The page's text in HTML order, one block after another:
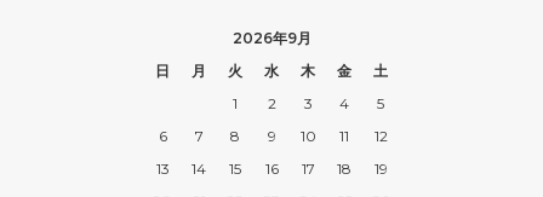
2026年9月
日
月 火 水 木 金
土
1
2 3 4
5
6
7 8 9 10 11
12
13
14 15 16 17 18
19